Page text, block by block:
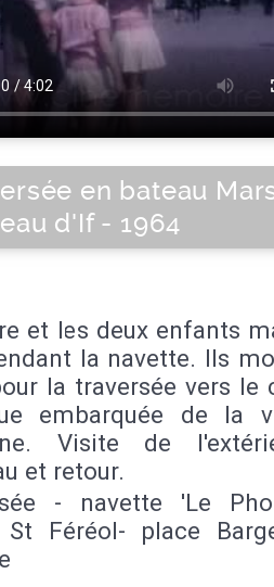
en bateau
d'If - 1964
et les deux enfants
la navette. Ils
la traversée vers le
embarquée de la
Visite de
et retour.
- navette 'Le
St Féréol- place